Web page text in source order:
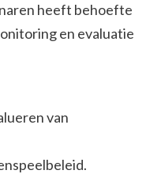
heeft behoefte
en evaluatie
van